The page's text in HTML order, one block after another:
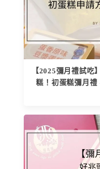
【2025彌月禮試吃
糕！初蛋糕彌月禮